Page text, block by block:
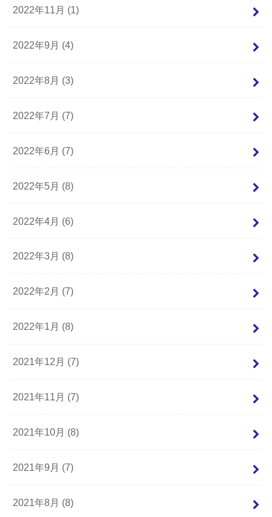
2022年11月 (1)
2022年9月 (4)
2022年8月 (3)
2022年7月 (7)
2022年6月 (7)
2022年5月 (8)
2022年4月 (6)
2022年3月 (8)
2022年2月 (7)
2022年1月 (8)
2021年12月 (7)
2021年11月 (7)
2021年10月 (8)
2021年9月 (7)
2021年8月 (8)